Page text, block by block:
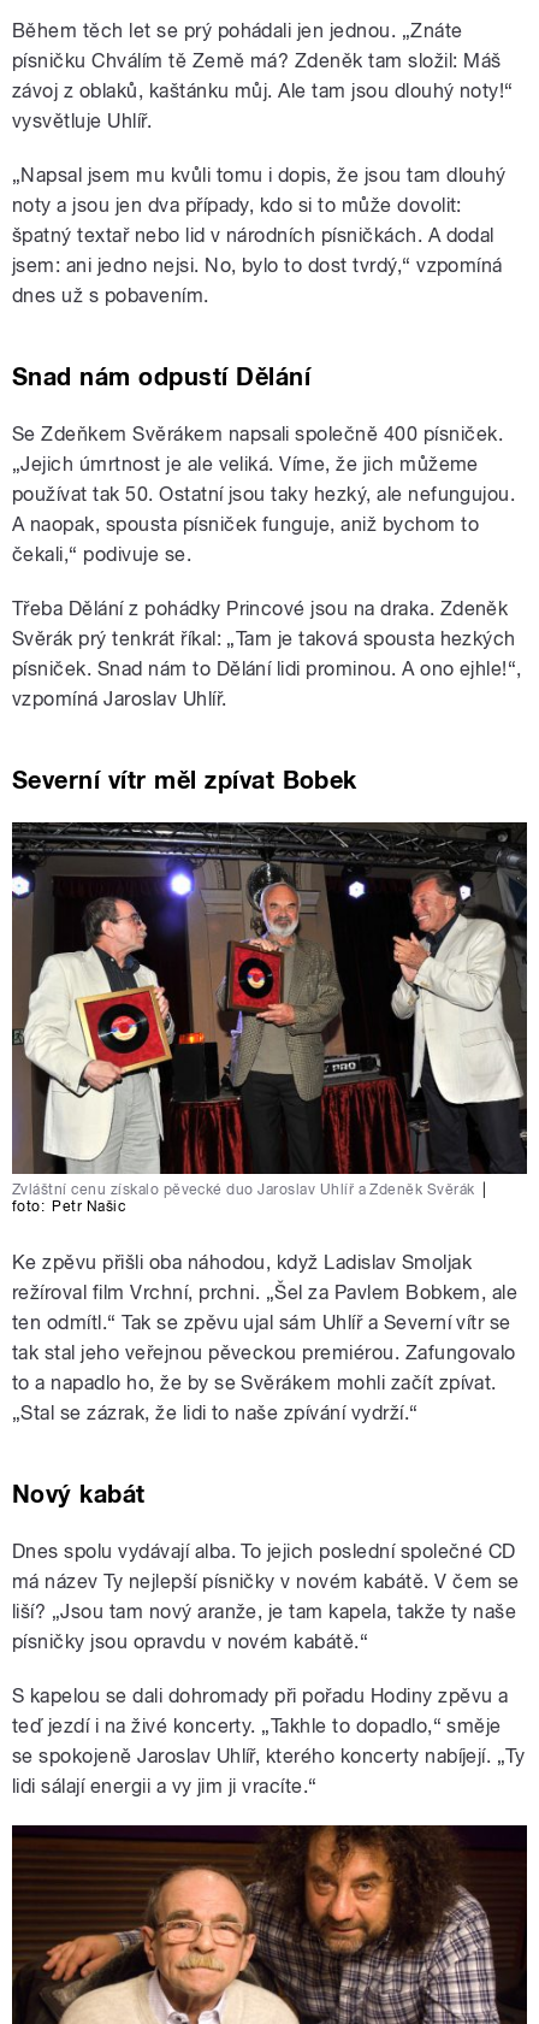
Během těch let se prý pohádali jen jednou. „Znáte
písničku Chválím tě Země má? Zdeněk tam složil: Máš
závoj z oblaků, kaštánku můj. Ale tam jsou dlouhý noty!“
vysvětluje Uhlíř.
„Napsal jsem mu kvůli tomu i dopis, že jsou tam dlouhý
noty a jsou jen dva případy, kdo si to může dovolit:
špatný textař nebo lid v národních písničkách. A dodal
jsem: ani jedno nejsi. No, bylo to dost tvrdý,“ vzpomíná
dnes už s pobavením.
Snad nám odpustí Dělání
Se Zdeňkem Svěrákem napsali společně 400 písniček.
„Jejich úmrtnost je ale veliká. Víme, že jich můžeme
používat tak 50. Ostatní jsou taky hezký, ale nefungujou.
A naopak, spousta písniček funguje, aniž bychom to
čekali,“ podivuje se.
Třeba Dělání z pohádky Princové jsou na draka. Zdeněk
Svěrák prý tenkrát říkal: „Tam je taková spousta hezkých
písniček. Snad nám to Dělání lidi prominou. A ono ejhle!“,
vzpomíná Jaroslav Uhlíř.
Severní vítr měl zpívat Bobek
Zvláštní cenu získalo pěvecké duo Jaroslav Uhlíř a Zdeněk Svěrák
foto: Petr Našic
Ke zpěvu přišli oba náhodou, když Ladislav Smoljak
režíroval film Vrchní, prchni. „Šel za Pavlem Bobkem, ale
ten odmítl.“ Tak se zpěvu ujal sám Uhlíř a Severní vítr se
tak stal jeho veřejnou pěveckou premiérou. Zafungovalo
to a napadlo ho, že by se Svěrákem mohli začít zpívat.
„Stal se zázrak, že lidi to naše zpívání vydrží.“
Nový kabát
Dnes spolu vydávají alba. To jejich poslední společné CD
má název Ty nejlepší písničky v novém kabátě. V čem se
liší? „Jsou tam nový aranže, je tam kapela, takže ty naše
písničky jsou opravdu v novém kabátě.“
S kapelou se dali dohromady při pořadu Hodiny zpěvu a
teď jezdí i na živé koncerty. „Takhle to dopadlo,“ směje
se spokojeně Jaroslav Uhlíř, kterého koncerty nabíjejí. „Ty
lidi sálají energii a vy jim ji vracíte.“